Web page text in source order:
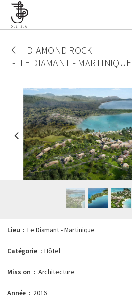
Aller au contenu principal
DIAMOND ROCK
LE DIAMANT - MARTINIQUE
Lieu Le Diamant - Martinique
Catégorie Hôtel
Mission Architecture
Année 2016